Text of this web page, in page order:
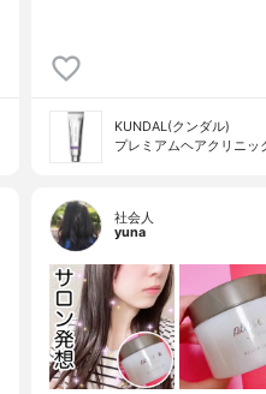
KUNDAL(クンダル)
プレミアムヘアクリニッ
社会人
yuna